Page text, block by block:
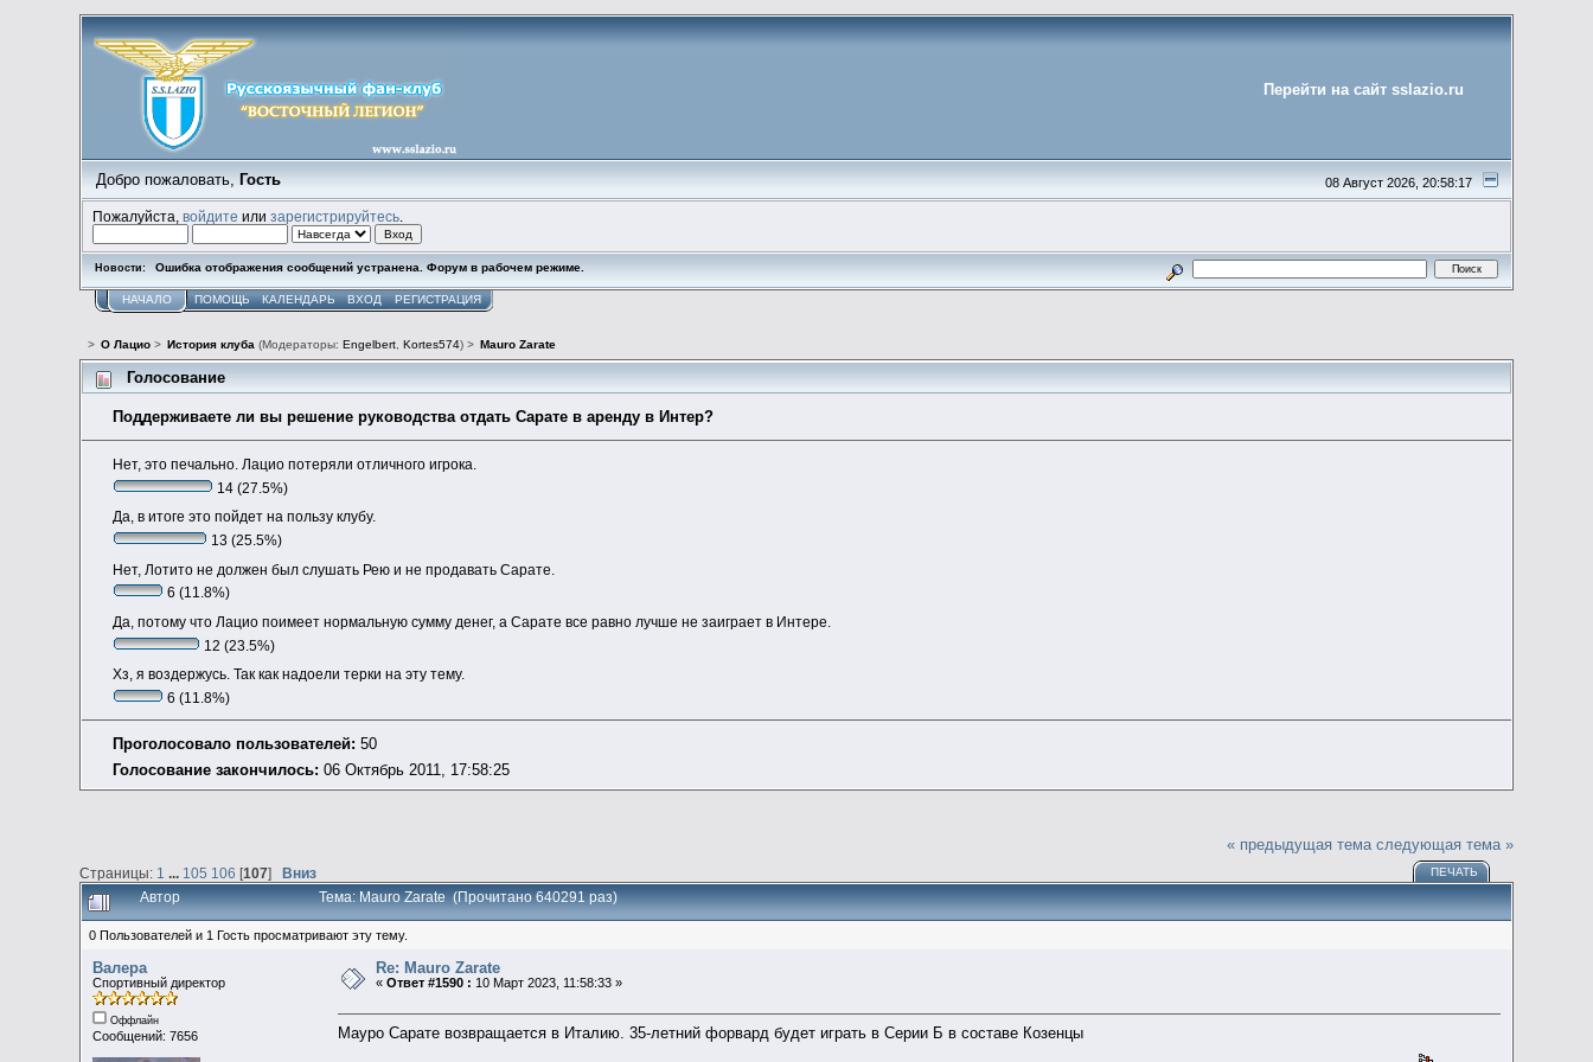
Перейти на сайт sslazio.ru
08 Август 2026, 20:58:17
Добро пожаловать, Гость
Пожалуйста,войдите илизарегистрируйтесь
Новости: Ошибка отображения сообщений устранена. Форум в рабочем режиме.
НАЧАЛО ПОМОЩЬ КАЛЕНДАРЬ ВХОД РЕГИСТРАЦИЯ
> О Лацио> История клуба (Модераторы: Engelbert, Kortes574) > Mauro Zarate
Голосование
Поддерживаете ли вы решение руководства отдать Сарате в аренду в Интер?
Нет, это печально. Лацио потеряли отличного игрока.
14 (27.5%)
Да, в итоге это пойдет на пользу клубу.
13 (25.5%)
Нет, Лотито не должен был слушать Рею и не продавать Сарате.
6 (11.8%)
Да, потому что Лацио поимеет нормальную сумму денег, а Сарате все равно лучше не заиграет в Интере.
12 (23.5%)
Хз, я воздержусь. Так как надоели терки на эту тему.
6 (11.8%)
Проголосовало пользователей: 50
Голосование закончилось: 06 Октябрь 2011, 17:58:25
« предыдущая тема следующая тема »
Страницы: 1 ... 105 106 [107] Вниз ПЕЧАТЬ
Автор Тема: Mauro Zarate (Прочитано 640291 раз)
0 Пользователей и 1 Гость просматривают эту тему.
Валера
Спортивный директор
Оффлайн
Сообщений: 7656
Re: Mauro Zarate
«Ответ #1590 : 10 Март 2023, 11:58:33 »
Мауро Сарате возвращается в Италию. 35-летний форвард будет играть в Серии Б в составе Козенцы